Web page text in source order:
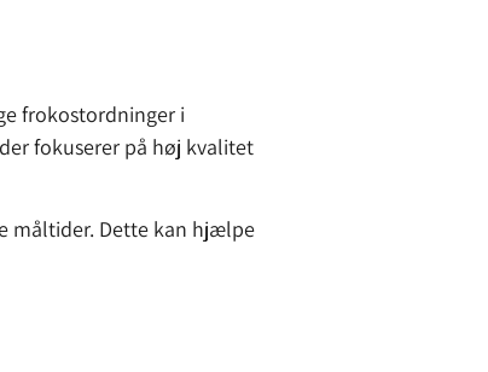
frokostordninger i
fokuserer på høj kvalitet
måltider. Dette kan hjælpe